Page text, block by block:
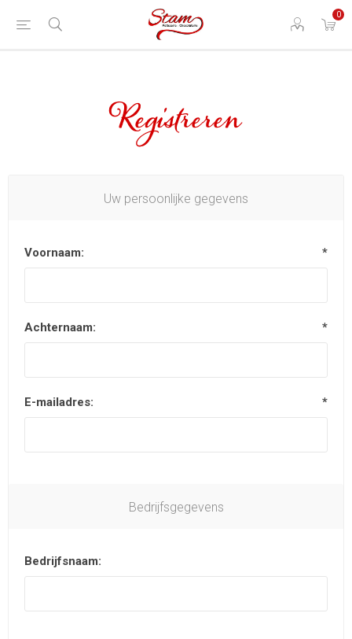
0
Registreren
Uw persoonlijke gegevens
Voornaam: *
Achternaam: *
E-mailadres: *
Bedrijfsgegevens
Bedrijfsnaam: